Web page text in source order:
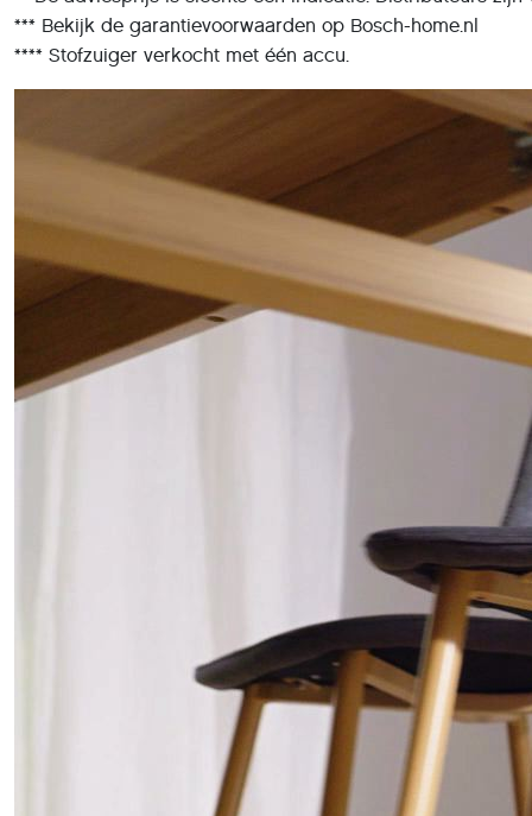
*** Bekijk de garantievoorwaarden op Bosch-home.nl
**** Stofzuiger verkocht met één accu.